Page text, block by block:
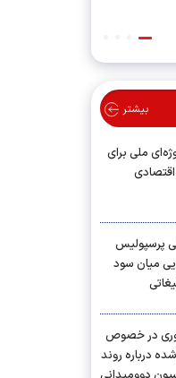
بیشتر
ملی برای
پرسپولیس
میان سود
در خصوص
درباره روند